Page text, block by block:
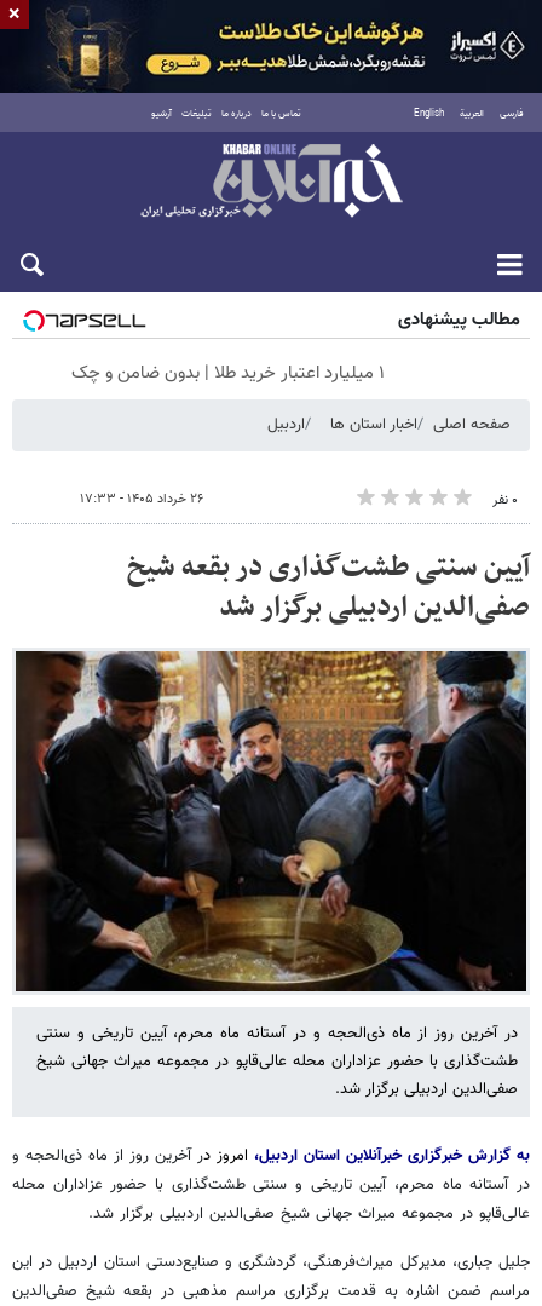
فارسی العربية English تماس با ما درباره ما تبلیغات آرشیو
پنجشنبه ۱۵ مرداد ۱۴۰۵
مطالب پیشنهادی
۱ میلیارد اعتبار خرید طلا | بدون ضامن و چک
صفحه اصلی اخبار استان ها اردبیل
۰ نفر ۲۶ خرداد ۱۴۰۵ - ۱۷:۳۳
آیین سنتی طشت‌گذاری در بقعه شیخ
صفی‌الدین اردبیلی برگزار شد
در آخرین روز از ماه ذی‌الحجه و در آستانه ماه محرم، آیین تاریخی و سنتی
طشت‌گذاری با حضور عزاداران محله عالی‌قاپو در مجموعه میراث جهانی شیخ
صفی‌الدین اردبیلی برگزار شد.
به گزارش خبرگزاری خبرآنلاین استان اردبیل، امروز در آخرین روز از ماه ذی‌الحجه و
در آستانه ماه محرم، آیین تاریخی و سنتی طشت‌گذاری با حضور عزاداران محله
عالی‌قاپو در مجموعه میراث جهانی شیخ صفی‌الدین اردبیلی برگزار شد.
جلیل جباری، مدیرکل میراث‌فرهنگی، گردشگری و صنایع‌دستی استان اردبیل در این
مراسم ضمن اشاره به قدمت برگزاری مراسم مذهبی در بقعه شیخ صفی‌الدین
×